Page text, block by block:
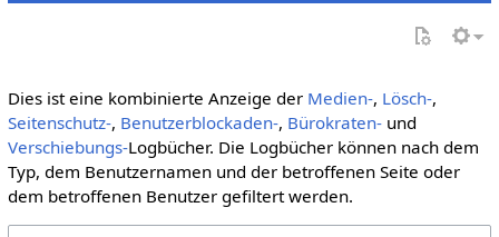
Dies ist eine kombinierte Anzeige der Medien-, Lösch-,
Seitenschutz-, Benutzerblockaden-, Bürokraten-und
Verschiebungs-Logbücher. Die Logbücher können nach dem
Typ, dem Benutzernamen und der betroffenen Seite oder
dem betroffenen Benutzer gefiltert werden.